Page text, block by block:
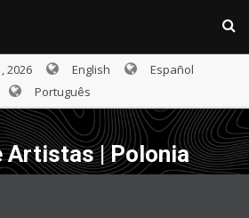
2026 English
Español
Português
Artistas | Polonia